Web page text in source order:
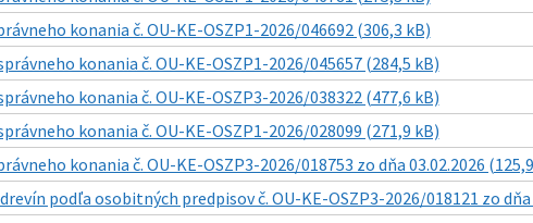
konania č. OU-KE-OSZP1-2026/046692 (306,3 kB)
konania č. OU-KE-OSZP1-2026/045657 (284,5 kB)
konania č. OU-KE-OSZP3-2026/038322 (477,6 kB)
konania č. OU-KE-OSZP1-2026/028099 (271,9 kB)
konania č. OU-KE-OSZP3-2026/018753 zo dňa 03.02.2026
podľa osobitných predpisov č. OU-KE-OSZP3-2026/018121 zo dňa